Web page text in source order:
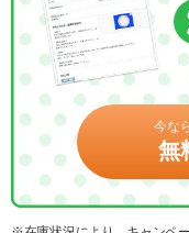
今な
無